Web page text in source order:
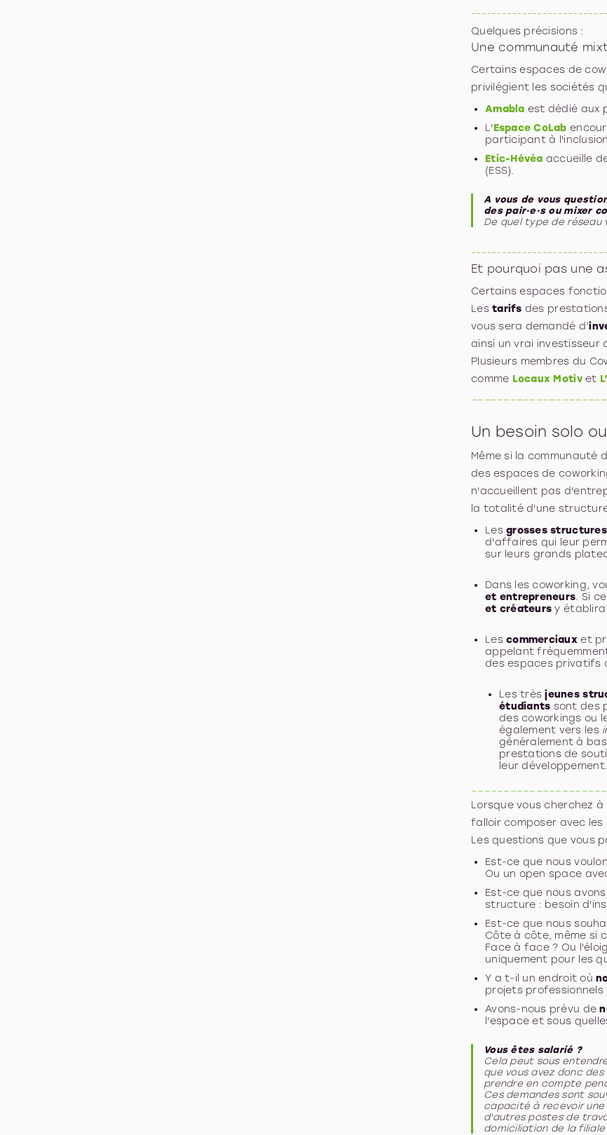
Quelques précisions :
Une communauté
Certains espaces de
privilégient les sociétés
Amabla est dédié aux
L'Espace CoLab
participant à
Etic-Hévéa accueille
(ESS).
A vous de vous
des pair·e·s ou mixer
De quel type de réseau
Et pourquoi pas une
Certains espaces
Lestarifs des
vous sera demandé d’
ainsi un vrai investisseur
Plusieurs membres du
comme Locaux Motivet
Un besoin solo
Même si la communauté
des espaces de
n'accueillent pas
la totalité d'une
Lesgrosses structures
d'affaires qui leur
sur leurs grands
Dans les coworking,
et entrepreneurs. Si
et créateurs y
Lescommerciauxet
appelant
des espaces privatifs
Les trèsjeunes
étudiants sont des
des coworkings ou
également vers les
généralement à
prestations de
leur développement.
Lorsque vous cherchez
falloir composer avec
Les questions que vous
Est-ce que nous
Ou un open space
Est-ce que nous
structure : besoin
Est-ce que nous
Côte à côte, même si
Face à face ? Ou
uniquement pour les
Y a t-il un endroit où
projets
Avons-nous prévu de
l'espace et sous
Vous êtes salarié ?
Cela peut sous
que vous avez donc des
prendre en compte
Ces demandes sont
capacité à recevoir
d'autres postes de
domiciliation de la filiale